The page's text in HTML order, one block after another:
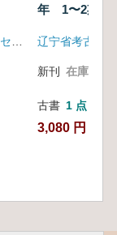
年 1〜2期 (
新刊 在庫なし
古書 1 点
3,080 円